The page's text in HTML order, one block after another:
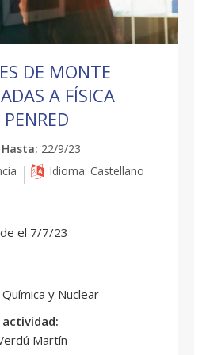
DE MONTE
A FÍSICA
Hasta: 22/9/23
Idioma: Castellano
el 7/7/23
y Nuclear
actividad:
Martín